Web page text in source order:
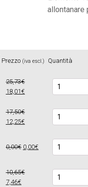
allontanare
Prezzo (iva escl.) Quantità
25,73€
18,01€
Parapiccione
quantità
17,50€
12,25€
Parapiccione
quantità
0,00€ 0,00€
Parapiccione
quantità
10,65€
7,46€
Parapiccione
quantità